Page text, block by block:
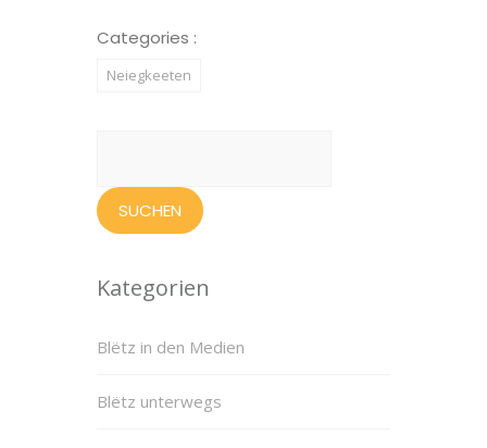
Categories :
Neiegkeeten
Kategorien
Blëtz in den Medien
Blëtz unterwegs